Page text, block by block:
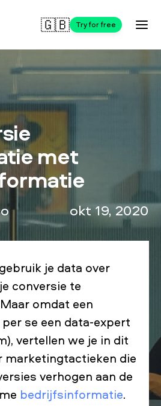
🇬🇧 Try for free
met
okt 19, 2020
je data over
conversie te
omdat een
se een data-expert
vertellen we je in dit
marketingtactieken die
verhogen aan de
bedrijfsinformatie.